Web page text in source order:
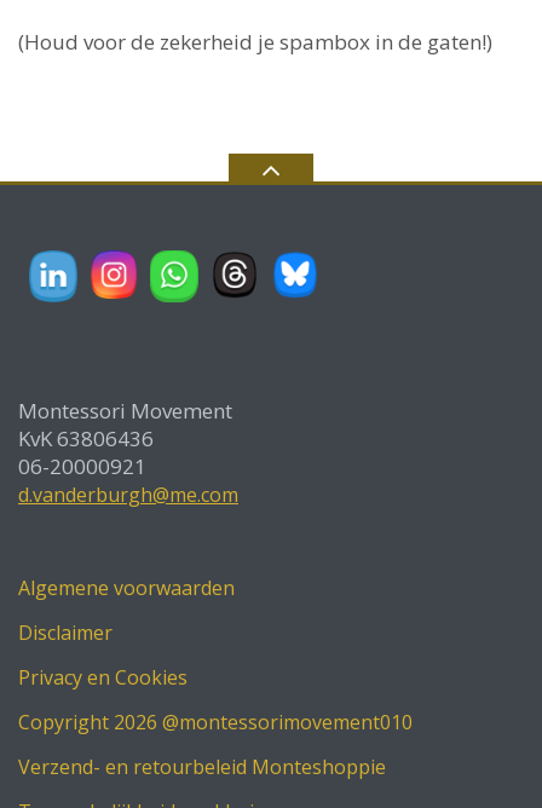
(Houd voor de zekerheid je spambox in de gaten!)
Montessori Movement
KvK 63806436
06-20000921
d.vanderburgh@me.com
Algemene voorwaarden
Disclaimer
Privacy en Cookies
Copyright 2026 @montessorimovement010
Verzend- en retourbeleid Monteshoppie